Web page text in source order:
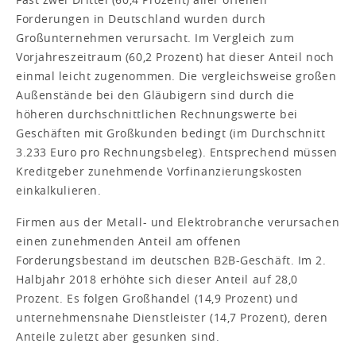
Forderungen in Deutschland wurden durch
Großunternehmen verursacht. Im Vergleich zum
Vorjahreszeitraum (60,2 Prozent) hat dieser Anteil noch
einmal leicht zugenommen. Die vergleichsweise großen
Außenstände bei den Gläubigern sind durch die
höheren durchschnittlichen Rechnungswerte bei
Geschäften mit Großkunden bedingt (im Durchschnitt
3.233 Euro pro Rechnungsbeleg). Entsprechend müssen
Kreditgeber zunehmende Vorfinanzierungskosten
einkalkulieren.
Firmen aus der Metall- und Elektrobranche verursachen
einen zunehmenden Anteil am offenen
Forderungsbestand im deutschen B2B-Geschäft. Im 2.
Halbjahr 2018 erhöhte sich dieser Anteil auf 28,0
Prozent. Es folgen Großhandel (14,9 Prozent) und
unternehmensnahe Dienstleister (14,7 Prozent), deren
Anteile zuletzt aber gesunken sind.